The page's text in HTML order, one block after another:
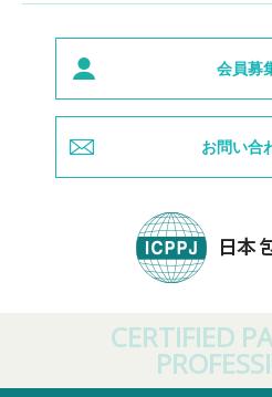
会員募
お問い合
CERTIFIED